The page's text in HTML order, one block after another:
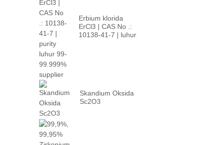
Erbium klorida
ErCl3 | CAS No .:
10138-41-7 | luhur
Skandium Oksida
Sc2O3